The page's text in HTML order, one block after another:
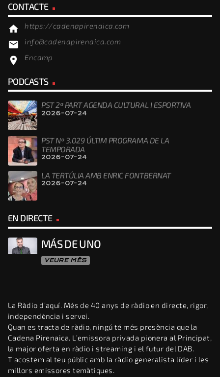
CONTACTE
home https://cadenapirenaica.com
email info@cadenapirenaica.com
location_on Encamp
PODCASTS
PST 2ª PART AGENDA CULTURAL I ESPORTIVA
2026-07-24
PST Nº 3.029 ÚLTIM PROGRAMA DE LA
TEMPORADA
2026-07-24
LA TERTÚLIA AMB ENRIC FONTBERNAT
2026-07-24
EN DIRECTE
MÁS DE UNO
VEURE MÉS
La Ràdio d’aquí. Més de 40 anys de ràdio en directe, rigor,
independència i servei.
Quan es tracta de ràdio, ningú té més presència que la
Cadena Pirenaica. L’emissora privada pionera al Principat,
la major oferta en ràdio i streaming i el futur del DAB.
T’acostem al teu públic amb la ràdio generalista líder i les
millors emissores temàtiques.